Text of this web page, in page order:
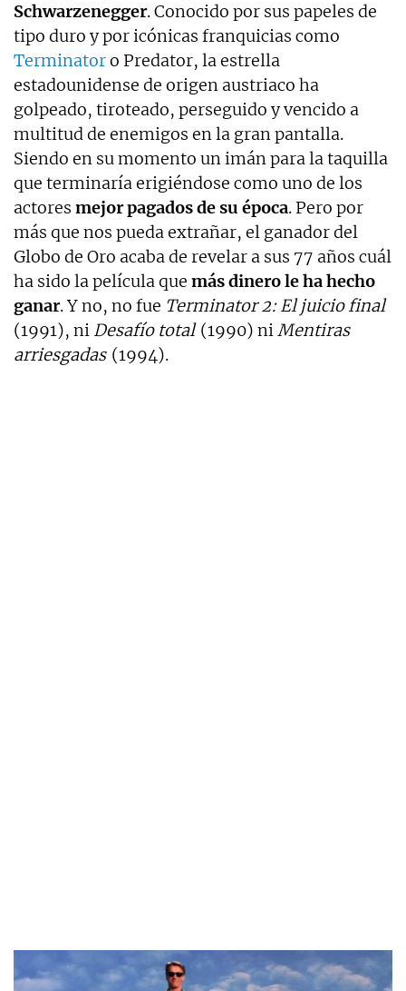
Schwarzenegger. Conocido por sus papeles de
tipo duro y por icónicas franquicias como
Terminatoro Predator, la estrella
estadounidense de origen austriaco ha
golpeado, tiroteado, perseguido y vencido a
multitud de enemigos en la gran pantalla.
Siendo en su momento un imán para la taquilla
que terminaría erigiéndose como uno de los
actores mejor pagados de su época. Pero por
más que nos pueda extrañar, el ganador del
Globo de Oro acaba de revelar a sus 77 años cuál
ha sido la película que más dinero le ha hecho
ganar. Y no, no fue Terminator 2: El juicio final
(1991), ni Desafío total(1990) niMentiras
arriesgadas (1994).